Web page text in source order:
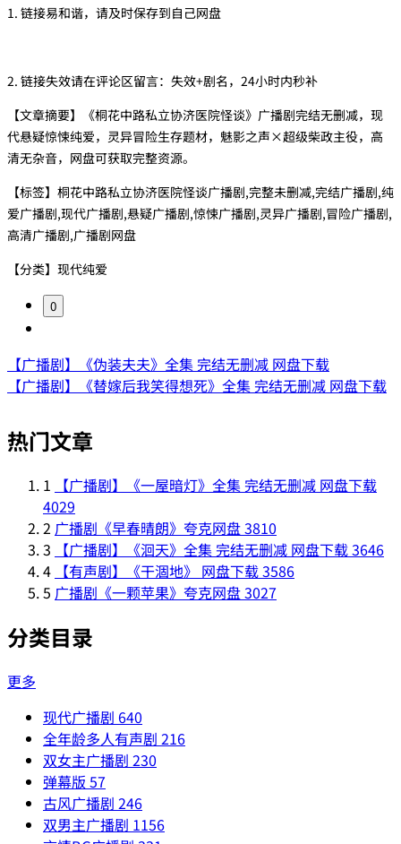
1. 链接易和谐，请及时保存到自己网盘
2. 链接失效请在评论区留言：失效+剧名，24小时内秒补
【文章摘要】《桐花中路私立协济医院怪谈》广播剧完结无删减，现
代悬疑惊悚纯爱，灵异冒险生存题材，魅影之声×超级柴政主役，高
清无杂音，网盘可获取完整资源。
【标签】桐花中路私立协济医院怪谈广播剧,完整未删减,完结广播剧,纯
爱广播剧,现代广播剧,悬疑广播剧,惊悚广播剧,灵异广播剧,冒险广播剧,
高清广播剧,广播剧网盘
【分类】现代纯爱
0
【广播剧】《伪装夫夫》全集 完结无删减 网盘下载
【广播剧】《替嫁后我笑得想死》全集 完结无删减 网盘下载
热门文章
1
【广播剧】《一屋暗灯》全集 完结无删减 网盘下载
4029
2 广播剧《早春晴朗》夸克网盘3810
3
【广播剧】《洄天》全集 完结无删减 网盘下载3646
4 【有声剧】《干涸地》 网盘下载3586
5 广播剧《一颗苹果》夸克网盘3027
分类目录
更多
现代广播剧 640
全年龄多人有声剧 216
双女主广播剧 230
弹幕版 57
古风广播剧 246
双男主广播剧 1156